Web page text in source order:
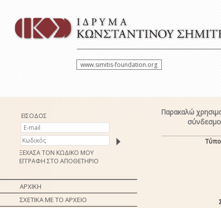
www.simitis-foundation.org
ΕΙΣΟΔΟΣ
ΞΕΧΑΣΑ ΤΟΝ ΚΩΔΙΚΟ ΜΟΥ
ΕΓΓΡΑΦΗ ΣΤΟ ΑΠΟΘΕΤΗΡΙΟ
ΑΡΧΙΚΗ
ΣΧΕΤΙΚΑ ΜΕ ΤΟ ΑΡΧΕΙΟ
Παρακαλώ